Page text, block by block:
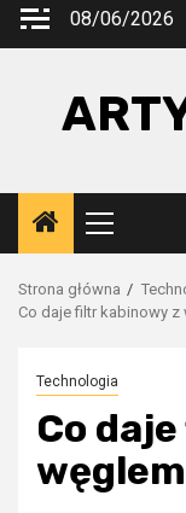
Przejdź
08/06/2026
Menu
główne
Strona główna
Co daje filtr kabinowy z
Technologia
Co